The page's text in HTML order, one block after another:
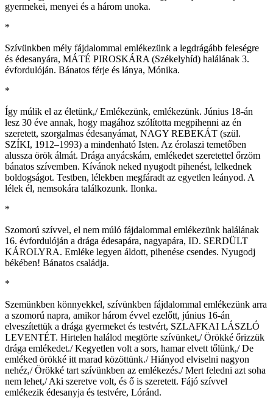
gyermekei, menyei és a három unoka.
*
Szívünkben mély fájdalommal emlékezünk a legdrágább feleségre
és édesanyára, MÁTÉ PIROSKÁRA (Székelyhíd) halálának 3.
évfordulóján. Bánatos férje és lánya, Mónika.
*
Így múlik el az életünk,/ Emlékezünk, emlékezünk. Június 18-án
lesz 30 éve annak, hogy magához szólította megpihenni az én
szeretett, szorgalmas édesanyámat, NAGY REBEKÁT (szül.
SZÍKI, 1912–1993) a mindenható Isten. Az érolaszi temetőben
alussza örök álmát. Drága anyácskám, emlékedet szeretettel őrzöm
bánatos szívemben. Kívánok neked nyugodt pihenést, lelkednek
boldogságot. Testben, lélekben megfáradt az egyetlen leányod. A
lélek él, nemsokára találkozunk. Ilonka.
*
Szomorú szívvel, el nem múló fájdalommal emlékezünk halálának
16. évfordulóján a drága édesapára, nagyapára, ID. SERDÜLT
KÁROLYRA. Emléke legyen áldott, pihenése csendes. Nyugodj
békében! Bánatos családja.
*
Szemünkben könnyekkel, szívünkben fájdalommal emlékezünk arra
a szomorú napra, amikor három évvel ezelőtt, június 16-án
elveszítettük a drága gyermeket és testvért, SZLAFKAI LÁSZLÓ
LEVENTÉT. Hirtelen halálod megtörte szívünket,/ Örökké őrizzük
drága emlékedet./ Kegyetlen volt a sors, hamar elvett tőlünk,/ De
emléked örökké itt marad közöttünk./ Hiányod elviselni nagyon
nehéz,/ Örökké tart szívünkben az emlékezés./ Mert feledni azt soha
nem lehet,/ Aki szeretve volt, és ő is szeretett. Fájó szívvel
emlékezik édesanyja és testvére, Lóránd.